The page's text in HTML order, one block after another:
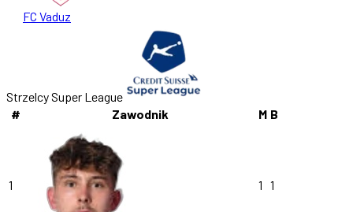
FC Vaduz
Strzelcy Super League
#
Zawodnik M B
1 1 1